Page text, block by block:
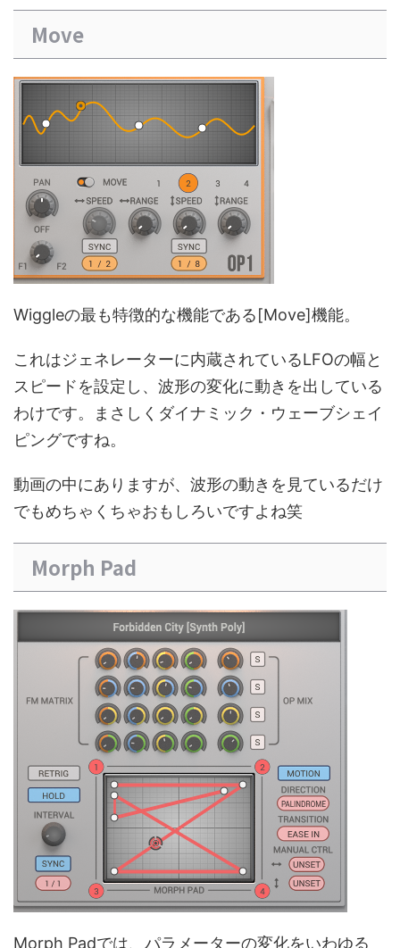
Move
Wiggleの最も特徴的な機能である[Move]機能。
これはジェネレーターに内蔵されているLFOの幅と
スピードを設定し、波形の変化に動きを出している
わけです。まさしくダイナミック・ウェーブシェイ
ピングですね。
動画の中にありますが、波形の動きを見ているだけ
でもめちゃくちゃおもしろいですよね笑
Morph Pad
Morph Padでは、パラメーターの変化をいわゆる